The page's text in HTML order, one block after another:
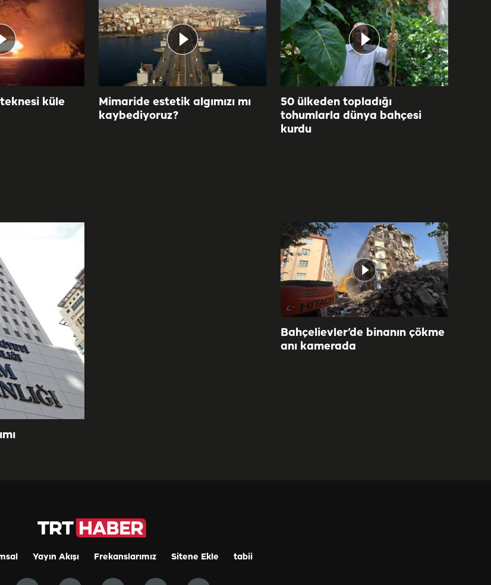
küle
Mimaride estetik algımızı mı
kaybediyoruz?
50 ülkeden topladığı
tohumlarla dünya bahçesi
kurdu
Bahçelievler’de binanın çökme
anı kamerada
Yayın Akışı Frekanslarımız Sitene Ekle tabii